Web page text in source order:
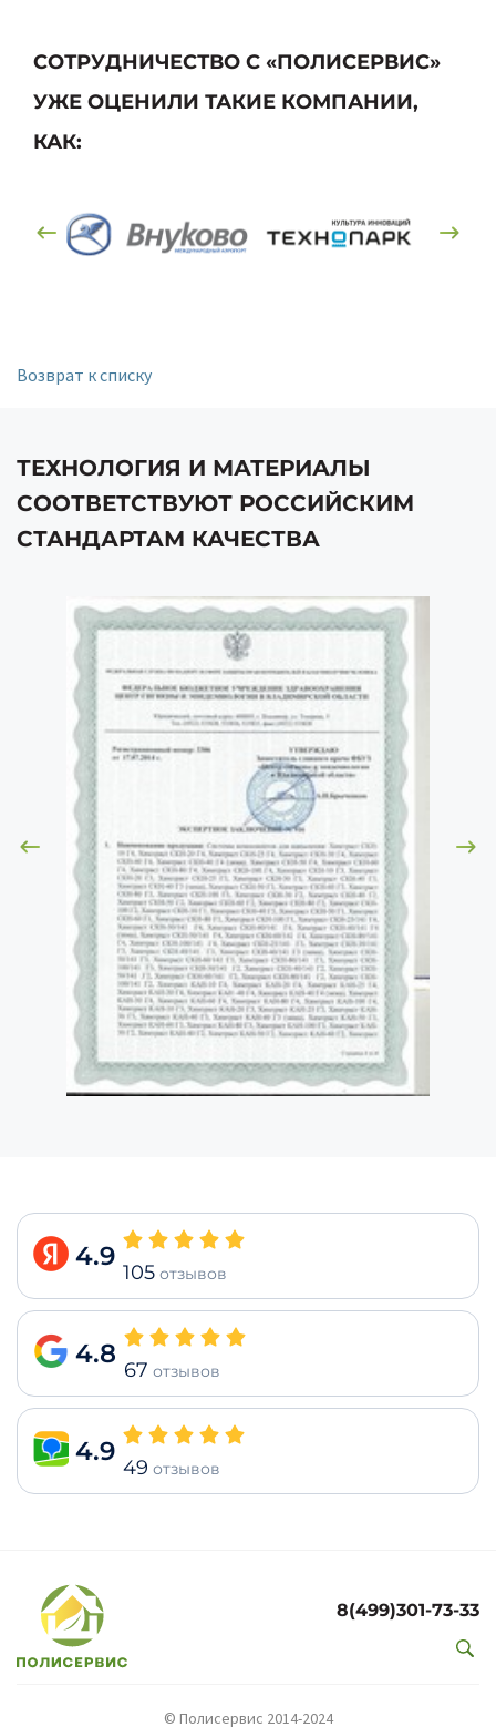
СОТРУДНИЧЕСТВО С «ПОЛИСЕРВИС»
УЖЕ ОЦЕНИЛИ ТАКИЕ КОМПАНИИ,
КАК:
Возврат к списку
ТЕХНОЛОГИЯ И МАТЕРИАЛЫ
СООТВЕТСТВУЮТ РОССИЙСКИМ
СТАНДАРТАМ КАЧЕСТВА
4.9
105 отзывов
4.8
67 отзывов
4.9
49 отзывов
8(499)301-73-33
© Полисервис 2014-2024